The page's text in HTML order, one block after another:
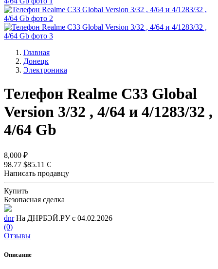
Главная
Донецк
Электроника
Телефон Realme C33 Global
Version 3/32 , 4/64 и 4/1283/32 ,
4/64 Gb
8,000 ₽
98.77 $85.11 €
Написать продавцу
Купить
Безопасная сделка
dnr На ДНРБЭЙ.РУ с 04.02.2026
(0)
Отзывы
Описание